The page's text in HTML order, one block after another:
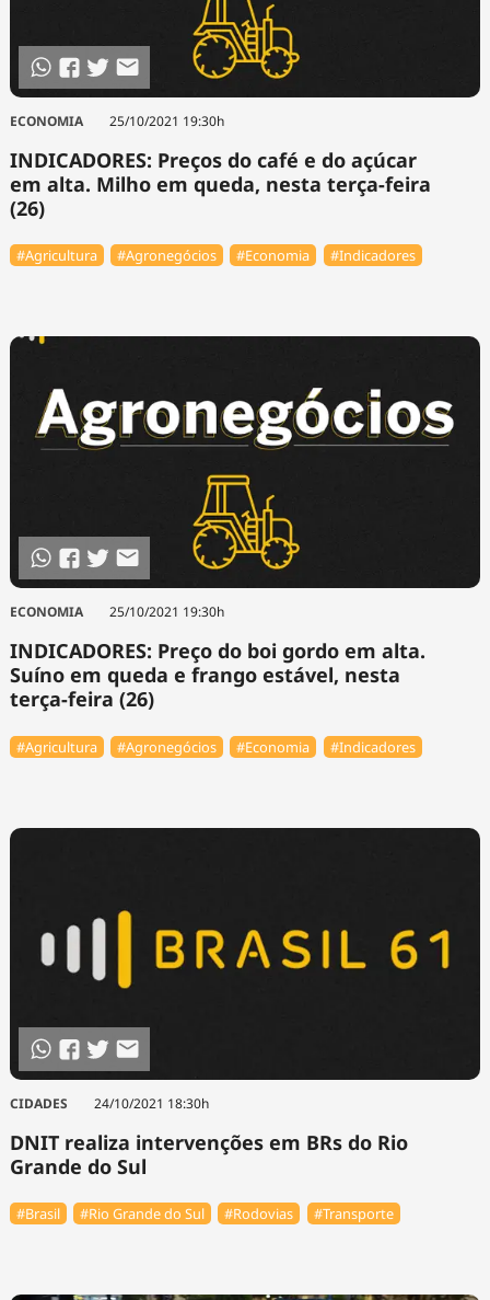
ECONOMIA 25/10/2021 19:30h
INDICADORES: Preços do café e do açúcar
em alta. Milho em queda, nesta terça-feira
(26)
#Agricultura #Agronegócios #Economia #Indicadores
ECONOMIA 25/10/2021 19:30h
INDICADORES: Preço do boi gordo em alta.
Suíno em queda e frango estável, nesta
terça-feira (26)
#Agricultura #Agronegócios #Economia #Indicadores
CIDADES 24/10/2021 18:30h
DNIT realiza intervenções em BRs do Rio
Grande do Sul
#Brasil #Rio Grande do Sul #Rodovias #Transporte